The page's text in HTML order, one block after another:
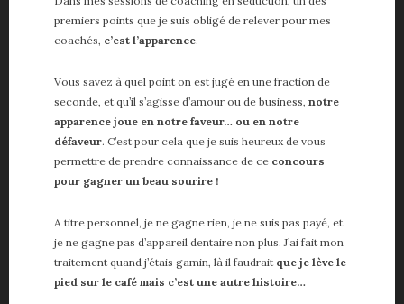
premiers points que je suis obligé de relever pour mes
coachés, c’est l’apparence.
Vous savez à quel point on est jugé en une fraction de
seconde, et qu’il s’agisse d’amour ou de business, notre
apparence joue en notre faveur… ou en notre
défaveur. C’est pour cela que je suis heureux de vous
permettre de prendre connaissance de ce concours
pour gagner un beau sourire !
A titre personnel, je ne gagne rien, je ne suis pas payé, et
je ne gagne pas d’appareil dentaire non plus. J’ai fait mon
traitement quand j’étais gamin, là il faudrait que je lève le
pied sur le café mais c’est une autre histoire…
A propos
About me
Partenaires